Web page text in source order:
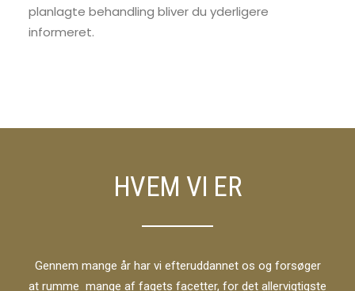
planlagte behandling bliver du yderligere
informeret.
HVEM VI ER
Gennem mange år har vi efteruddannet os og forsøger
at rumme mange af fagets facetter, for det allervigtigste